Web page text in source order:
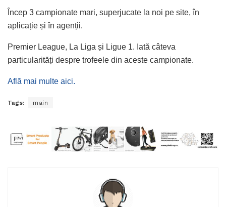
Încep 3 campionate mari, superjucate la noi pe site, în
aplicație și în agenții.
Premier League, La Liga și Ligue 1. Iată câteva
particularități despre trofeele din aceste campionate.
Află mai multe aici.
Tags: main